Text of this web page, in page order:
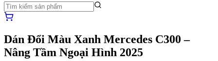
Dán Đổi Màu Xanh Mercedes C300 –
Nâng Tầm Ngoại Hình 2025